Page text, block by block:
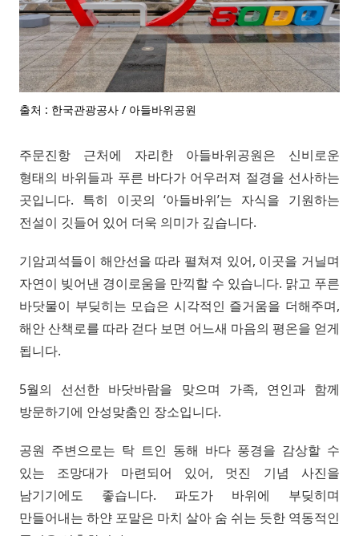
출처 : 한국관광공사 / 아들바위공원
주문진항 근처에 자리한 아들바위공원은 신비로운
형태의 바위들과 푸른 바다가 어우러져 절경을 선사하는
곳입니다. 특히 이곳의 ‘아들바위’는 자식을 기원하는
전설이 깃들어 있어 더욱 의미가 깊습니다.
기암괴석들이 해안선을 따라 펼쳐져 있어, 이곳을 거닐며
자연이 빚어낸 경이로움을 만끽할 수 있습니다. 맑고 푸른
바닷물이 부딪히는 모습은 시각적인 즐거움을 더해주며,
해안 산책로를 따라 걷다 보면 어느새 마음의 평온을 얻게
됩니다.
5월의 선선한 바닷바람을 맞으며 가족, 연인과 함께
방문하기에 안성맞춤인 장소입니다.
공원 주변으로는 탁 트인 동해 바다 풍경을 감상할 수
있는 조망대가 마련되어 있어, 멋진 기념 사진을
남기기에도 좋습니다. 파도가 바위에 부딪히며
만들어내는 하얀 포말은 마치 살아 숨 쉬는 듯한 역동적인